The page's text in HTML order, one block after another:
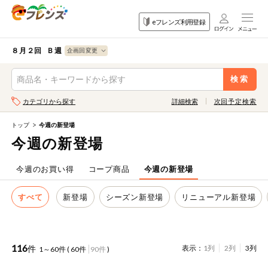
eフレンズ利用登録
ログイン
生協加入はこちら
eフレンズとは
登録から開始まで
注文番号注文
８月２回 Ｂ週
検索
食品
から探す
目的
から探す
果物
野菜
肉・ハム・ソ
ーセージ
魚介・加工品
米・雑穀など
パン・ジャム
果物すべて
カテゴリから探す 詳細検索
検索条件を指定してください。全項目に条件を指定しなくて
も検索できます。
キーワード
キーワードをすべて含む
メーカー名
次回予定検索
トップ 今週の新登場
今週の新登場
今週のお買い得 コープ商品 今週の新登場
すべて 新登場 シーズン新登場 リニューアル新登場
116件 1～60件 ( 60件 90件) 表示： 1列 2列 3列